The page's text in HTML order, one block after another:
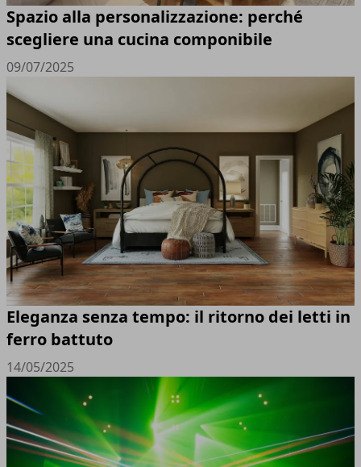
Spazio alla personalizzazione: perché
scegliere una cucina componibile
09/07/2025
Eleganza senza tempo: il ritorno dei letti in
ferro battuto
14/05/2025